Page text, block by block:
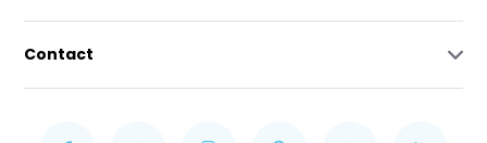
Contact